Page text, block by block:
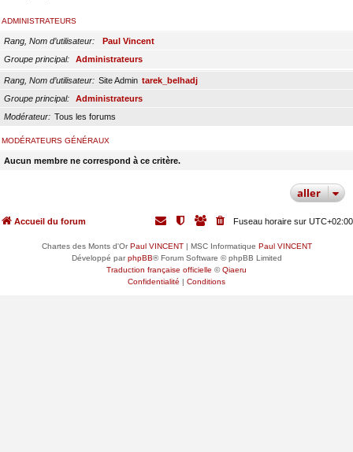
ADMINISTRATEURS
Rang, Nom d’utilisateur
Paul Vincent
Groupe principal
Administrateurs
Rang, Nom d’utilisateur Site Admin tarek_belhadj
Groupe principal
Administrateurs
Modérateur
Tous les forums
MODÉRATEURS GÉNÉRAUX
Aucun membre ne correspond à ce critère.
aller
Accueil du forum Fuseau horaire sur UTC+02:00
Chartes des Monts d'OrPaul VINCENT| MSC Informatique Paul VINCENT
Développé parphpBB® Forum Software © phpBB Limited
Traduction française officielle ©Qiaeru
Confidentialité | Conditions